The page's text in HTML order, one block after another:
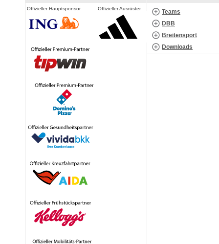
Offizieller Hauptsponsor Offizieller Ausrüster
Teams
DBB
Breitensport
Downloads